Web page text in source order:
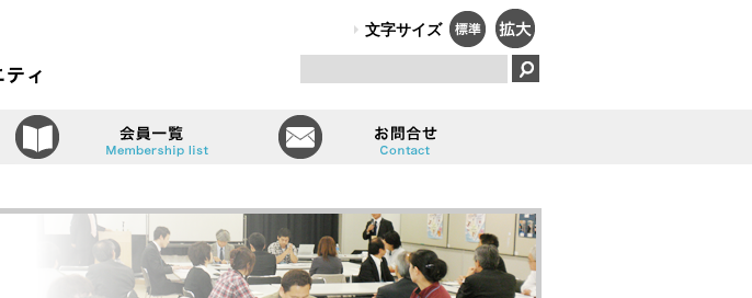
認定特定非営利活動法人（NPO法人）オールしずおかは、障害のある人のはたらく笑顔で、福祉と
文字サイズ
オールしずおかベストコミュニティとは会員一覧